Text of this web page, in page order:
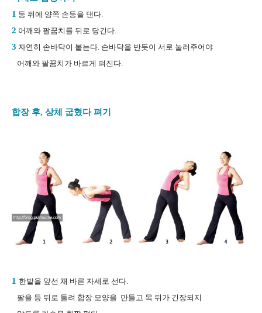
1 등 뒤에 양쪽 손등을 댄다.
2 어깨와 팔꿈치를 뒤로 당긴다.
3 자연히 손바닥이 붙는다. 손바닥을 반듯이 서로 눌러주어야
어깨와 팔꿈치가 바르게 펴진다.
합장 후, 상체 굽혔다 펴기
1 한발을 앞선 채 바른 자세로 선다.
팔을 등 뒤로 돌려 합장 모양을 만들고 목 뒤가 긴장되지